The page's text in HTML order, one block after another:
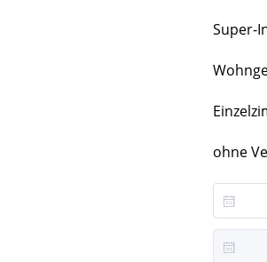
Super-
ohne